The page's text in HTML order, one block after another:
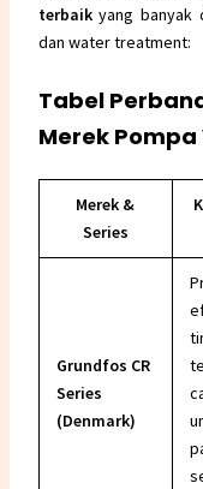
terbaikyang banyak
dan water treatment:
Tabel
Merek
Merek &
Series
Grundfos CR
Series
(Denmark)